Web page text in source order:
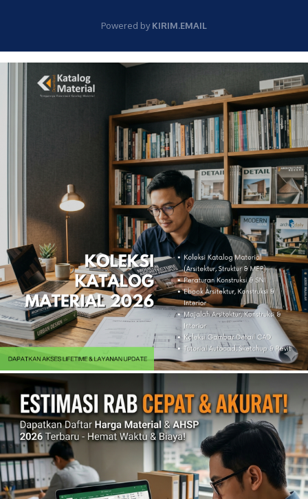
Powered byKIRIM.EMAIL